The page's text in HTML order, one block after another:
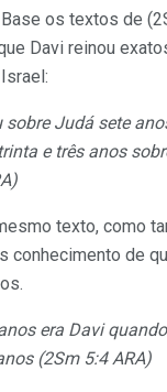
os textos de
Davi reinou
sobre Judá sete
e três anos
texto, como
conhecimento de
era Davi
(2Sm 5:4 ARA)